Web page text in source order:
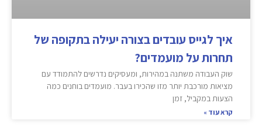
איך לגייס עובדים בצורה יעילה בתקופה של
תחרות על מועמדים?
שוק העבודה משתנה במהירות, ומעסיקים נדרשים להתמודד עם
מציאות מורכבת יותר מזו שהכירו בעבר. מועמדים בוחנים כמה
הצעות במקביל, זמן
קרא עוד »